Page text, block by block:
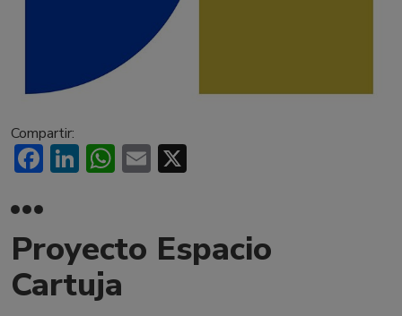
Compartir:
Facebook
LinkedIn
WhatsApp
Email
Proyecto Espacio
Cartuja